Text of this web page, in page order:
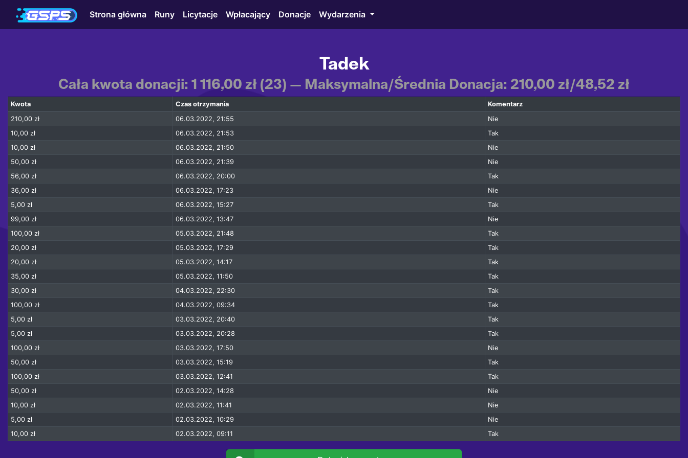
Strona główna Runy Licytacje Wpłacający Donacje Wydarzenia
Tadek
Cała kwota donacji: 1 116,00 zł (23) — Maksymalna/Średnia Donacja: 210,00 zł/48,52 zł
Kwota Czas otrzymania
Komentarz
210,00 zł
06.03.2022, 21:55
Nie
10,00 zł
06.03.2022, 21:53
Tak
10,00 zł
06.03.2022, 21:50
Nie
50,00 zł
06.03.2022, 21:39
Nie
56,00 zł
06.03.2022, 20:00
Tak
36,00 zł
06.03.2022, 17:23
Nie
5,00 zł
06.03.2022, 15:27
Tak
99,00 zł
06.03.2022, 13:47
Nie
100,00 zł
05.03.2022, 21:48
Tak
20,00 zł
05.03.2022, 17:29
Tak
20,00 zł
05.03.2022, 14:17
Tak
35,00 zł
05.03.2022, 11:50
Tak
30,00 zł
04.03.2022, 22:30
Tak
100,00 zł
04.03.2022, 09:34
Tak
5,00 zł
03.03.2022, 20:40
Tak
5,00 zł
03.03.2022, 20:28
Tak
100,00 zł
03.03.2022, 17:50
Nie
50,00 zł
03.03.2022, 15:19
Tak
100,00 zł
03.03.2022, 12:41
Tak
50,00 zł
02.03.2022, 14:28
Nie
10,00 zł
02.03.2022, 11:41
Nie
5,00 zł
02.03.2022, 10:29
Nie
10,00 zł
02.03.2022, 09:11 Tak